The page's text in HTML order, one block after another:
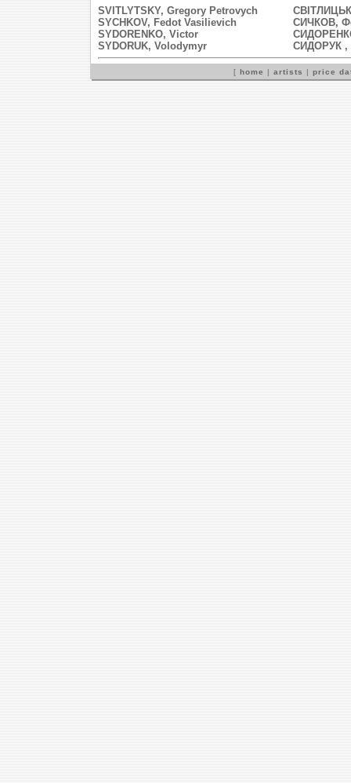
SVITLYTSKY, Gregory Petrovych
SYCHKOV, Fedot Vasilievich
СИЧКОВ,
SYDORENKO, Victor
SYDORUK, Volodymyr
СИДОРУК ,
[ home | artists | price